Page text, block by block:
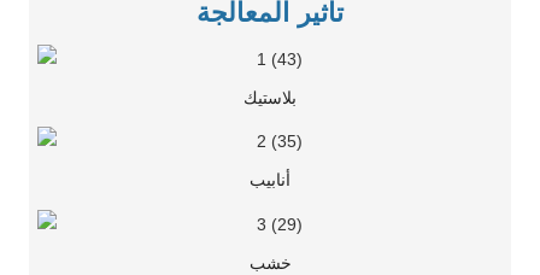
تأثير المعالجة
بلاستيك
أنابيب
خشب